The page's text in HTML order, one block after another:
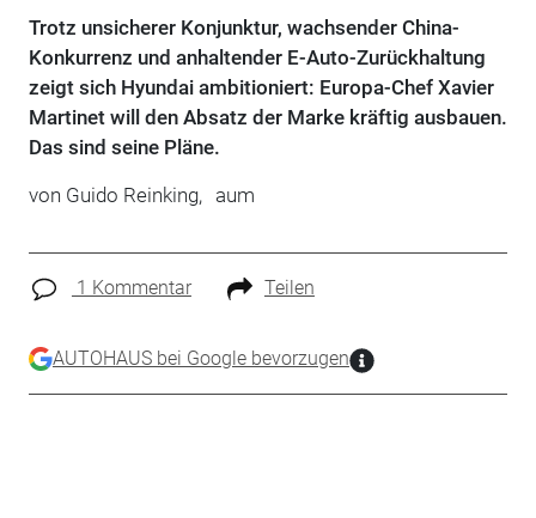
Trotz unsicherer Konjunktur, wachsender China-
Konkurrenz und anhaltender E-Auto-Zurückhaltung
zeigt sich Hyundai ambitioniert: Europa-Chef Xavier
Martinet will den Absatz der Marke kräftig ausbauen.
Das sind seine Pläne.
von Guido Reinking, aum
1 Kommentar Teilen
AUTOHAUS bei Google bevorzugen